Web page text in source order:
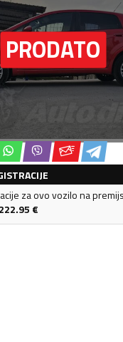
za ovo vozilo na
222.95 €